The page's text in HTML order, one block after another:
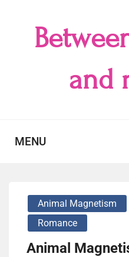
and
MENU
Animal Magnetism
Romance
Animal